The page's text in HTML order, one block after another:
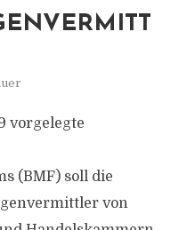
vorgelegte
(BMF) soll die
von